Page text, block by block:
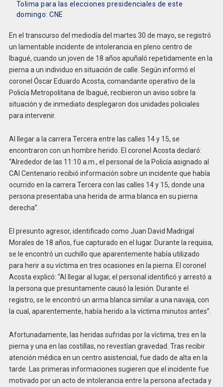
Tolima para las elecciones presidenciales de este
domingo: CNE
En el transcurso del mediodía del martes 30 de mayo, se registró
un lamentable incidente de intolerancia en pleno centro de
Ibagué, cuando un joven de 18 años apuñaló repetidamente en la
pierna a un individuo en situación de calle. Según informó el
coronel Óscar Eduardo Acosta, comandante operativo de la
Policía Metropolitana de Ibagué, recibieron un aviso sobre la
situación y de inmediato desplegaron dos unidades policiales
para intervenir.
Al llegar a la carrera Tercera entre las calles 14 y 15, se
encontraron con un hombre herido. El coronel Acosta declaró:
“Alrededor de las 11:10 a.m., el personal de la Policía asignado al
CAI Centenario recibió información sobre un incidente que había
ocurrido en la carrera Tercera con las calles 14 y 15, donde una
persona presentaba una herida de arma blanca en su pierna
derecha”.
El presunto agresor, identificado como Juan David Madrigal
Morales de 18 años, fue capturado en el lugar. Durante la requisa,
se le encontró un cuchillo que aparentemente había utilizado
para herir a su víctima en tres ocasiones en la pierna. El coronel
Acosta explicó: “Al llegar al lugar, el personal identificó y arrestó a
la persona que presuntamente causó la lesión. Durante el
registro, se le encontró un arma blanca similar a una navaja, con
la cual, aparentemente, había herido a la víctima minutos antes”.
Afortunadamente, las heridas sufridas por la víctima, tres en la
pierna y una en las costillas, no revestían gravedad. Tras recibir
atención médica en un centro asistencial, fue dado de alta en la
tarde. Las primeras informaciones sugieren que el incidente fue
motivado por un acto de intolerancia entre la persona afectada y